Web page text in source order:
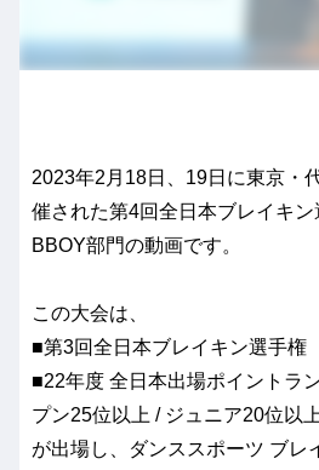
2023年2月18日、19日に東京・
催された第4回全日本ブレイキ
BBOY部門の動画です。
この大会は、
■第3回全日本ブレイキン選手
■22年度 全日本出場ポイントラ
プン25位以上 / ジュニア20位以上
が出場し、ダンススポーツ ブレ